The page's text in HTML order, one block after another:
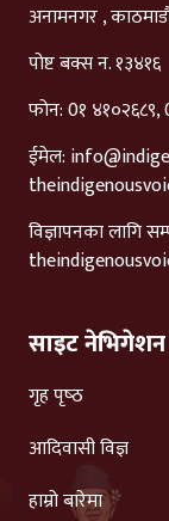
अनामनगर ,
पोष्ट बक्स न. १३४१६
फोन: 0१
ईमेल:
विज्ञापनका लागि
साइट नेभिगेशन
गृह पृष्‍ठ
आदिवासी विज्ञ
हाम्रो बारेमा